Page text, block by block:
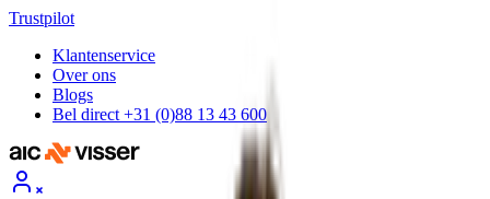
Trustpilot
Klantenservice
Over ons
Blogs
Bel direct +31 (0)88 13 43 600